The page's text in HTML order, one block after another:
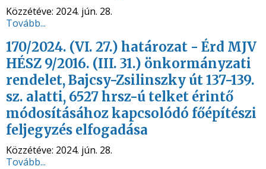
Közzétéve: 2024. jún. 28.
Tovább...
170/2024. (VI. 27.) határozat - Érd MJV
HÉSZ 9/2016. (III. 31.) önkormányzati
rendelet, Bajcsy-Zsilinszky út 137-139.
sz. alatti, 6527 hrsz-ú telket érintő
módosításához kapcsolódó főépítészi
feljegyzés elfogadása
Közzétéve: 2024. jún. 28.
Tovább...